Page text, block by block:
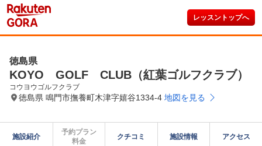
レッスントップへ
徳島県
KOYO GOLF CLUB（紅葉ゴルフクラブ）
コウヨウゴルフクラブ
徳島県 鳴門市撫養町木津字嬉谷1334-4 地図を見る
施設紹介
予約プラン
料金
クチコミ 施設情報 アクセス